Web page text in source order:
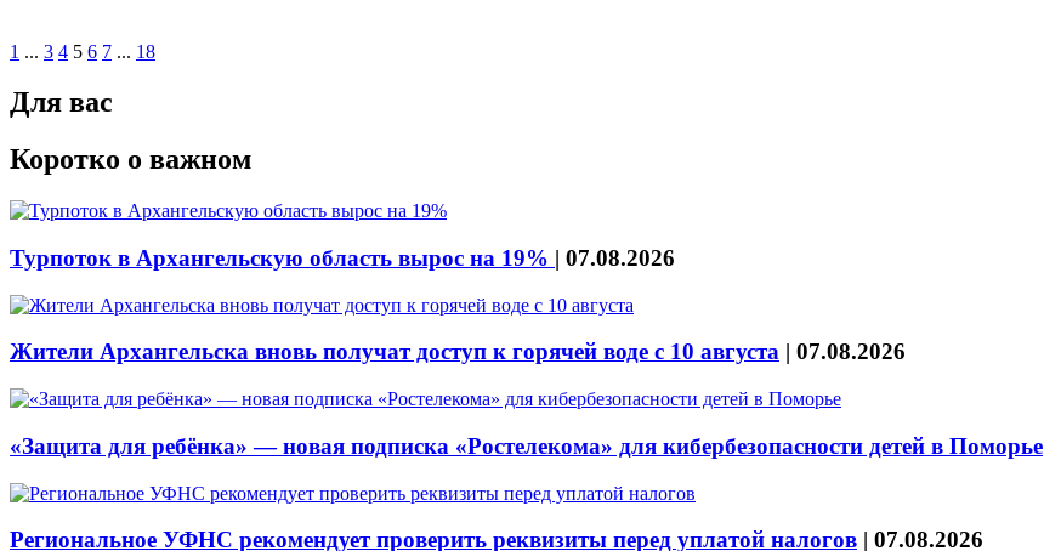
1 ... 3 4 5 6 7 ... 18
Для вас
Коротко о важном
Турпоток в Архангельскую область вырос на 19% | 07.08.2026
Жители Архангельска вновь получат доступ к горячей воде с 10 августа | 07.08.2026
«Защита для ребёнка» — новая подписка «Ростелекома» для кибербезопасности детей в Поморье
Региональное УФНС рекомендует проверить реквизиты перед уплатой налогов | 07.08.2026